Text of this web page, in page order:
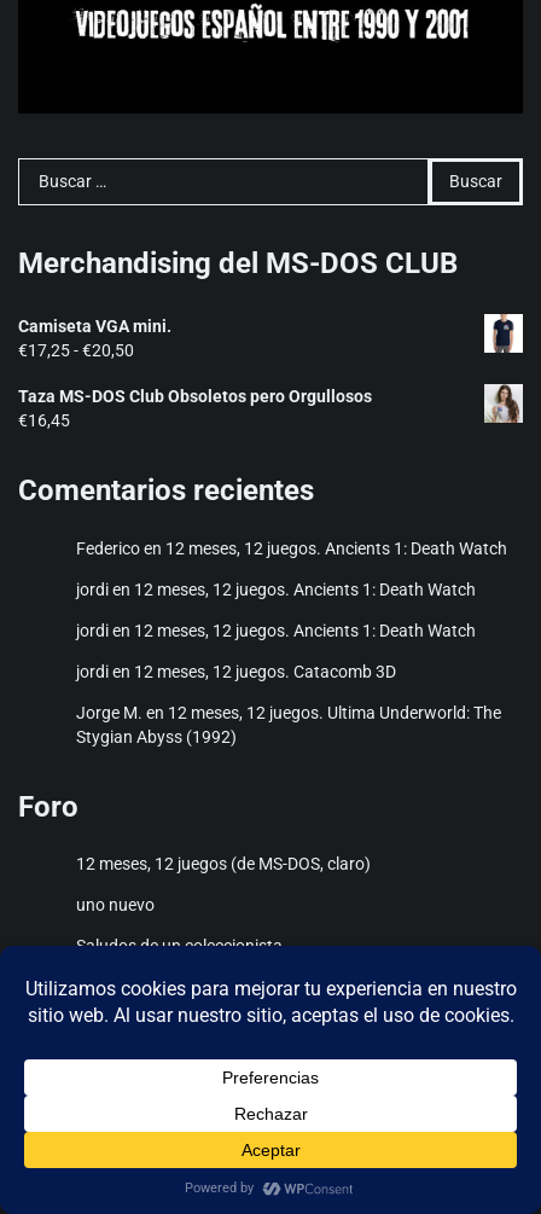
Buscar:
Merchandising del MS-DOS CLUB
Camiseta VGA mini.
€17,25-€20,50
precios:
€20,50
Taza MS-DOS Club Obsoletos pero Orgullosos
€16,45
Comentarios recientes
Federicoen 12 meses, 12 juegos. Ancients 1: Death Watch
jordien 12 meses, 12 juegos. Ancients 1: Death Watch
jordien 12 meses, 12 juegos. Ancients 1: Death Watch
jordien 12 meses, 12 juegos. Catacomb 3D
Jorge M. en 12 meses, 12 juegos. Ultima Underworld: The
Stygian Abyss (1992)
Foro
12 meses, 12 juegos (de MS-DOS, claro)
uno nuevo
Saludos de un coleccionista
Commodore 64 Ultimate
El foro es ilegible
Feed de Podcast